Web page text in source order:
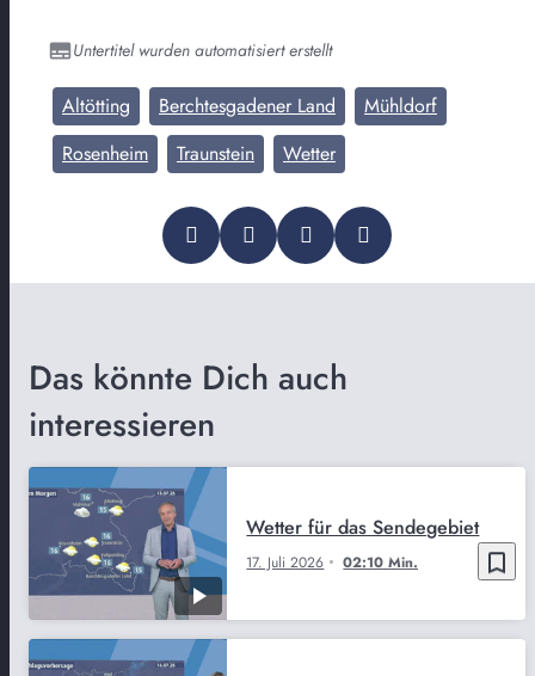
Untertitel wurden automatisiert erstellt
Altötting Berchtesgadener Land
Mühldorf
Rosenheim
Traunstein Wetter
Das könnte Dich auch
interessieren
bookmark_border
17. Juli 2026 02:10 Min.
Wetter für das Sendegebiet